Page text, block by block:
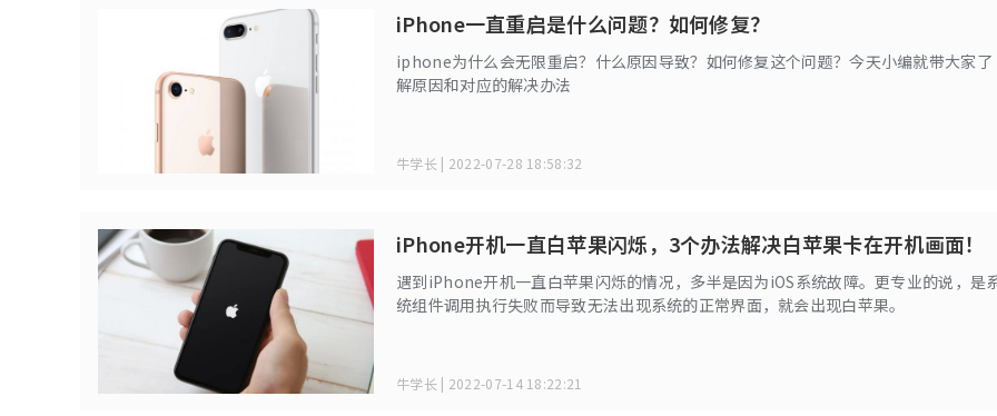
iPhone一直重启是什么问题？如何修复？
iphone为什么会无限重启？什么原因导致？如何修复这个问题？今天小编就带大家了
解原因和对应的解决办法
牛学长 | 2022-07-28 18:58:32
iPhone开机一直白苹果闪烁，3个办法解决白苹果卡在开机画面！
遇到iPhone开机一直白苹果闪烁的情况，多半是因为iOS系统故障。更专业的说，是
统组件调用执行失败而导致无法出现系统的正常界面，就会出现白苹果。
牛学长 | 2022-07-14 18:22:21